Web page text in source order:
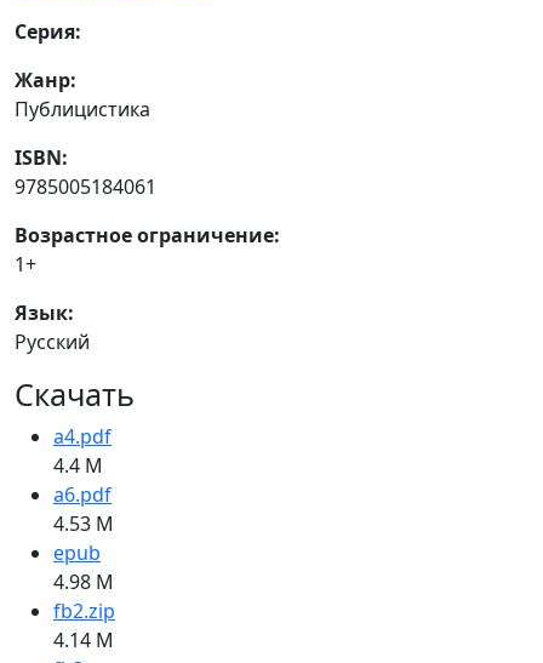
Серия:
Жанр:
Публицистика
ISBN:
9785005184061
Возрастное ограничение:
1+
Язык:
Русский
Скачать
a4.pdf
4.4 M
a6.pdf
4.53 M
epub
4.98 M
fb2.zip
4.14 M